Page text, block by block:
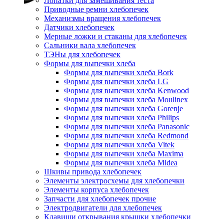
Приводные ремни хлебопечек
Механизмы вращения хлебопечек
Датчики хлебопечек
Мерные ложки и стаканы для хлебопечек
Сальники вала хлебопечек
ТЭНы для хлебопечек
Формы для выпечки хлеба
Формы для выпечки хлеба Bork
Формы для выпечки хлеба LG
Формы для выпечки хлеба Kenwood
Формы для выпечки хлеба Moulinex
Формы для выпечки хлеба Gorenje
Формы для выпечки хлеба Philips
Формы для выпечки хлеба Panasonic
Формы для выпечки хлеба Redmond
Формы для выпечки хлеба Vitek
Формы для выпечки хлеба Maxima
Формы для выпечки хлеба Midea
Шкивы привода хлебопечек
Элементы электросхемы для хлебопечки
Элементы корпуса хлебопечек
Запчасти для хлебопечек прочие
Электродвигатели для хлебопечек
Клавиши открывания крышки хлебопечки